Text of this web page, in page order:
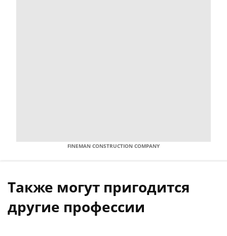
FINEMAN CONSTRUCTION COMPANY
Также могут пригодится
другие профессии